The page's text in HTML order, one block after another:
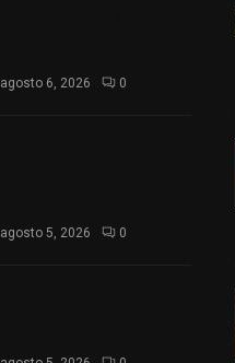
agosto 6, 2026 0
agosto 5, 2026 0